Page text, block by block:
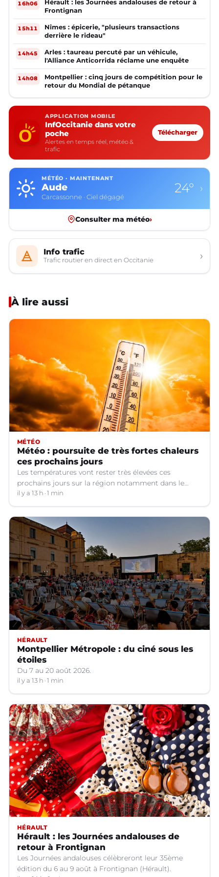
16h06
Hérault : les Journées andalouses de retour à
Frontignan
15h11
Nîmes : épicerie, "plusieurs transactions
derrière le rideau"
14h45
Arles : taureau percuté par un véhicule,
l'Alliance Anticorrida réclame une enquête
14h08
Montpellier : cinq jours de compétition pour le
retour du Mondial de pétanque
APPLICATION MOBILE
InfOccitanie dans votre
poche
Alertes en temps réel, météo &
trafic
Télécharger
MÉTÉO · MAINTENANT
Aude
Carcassonne · Ciel dégagé
24° ›
Consulter ma météo›
Info trafic
Trafic routier en direct en Occitanie ›
À lire aussi
MÉTÉO
Météo : poursuite de très fortes chaleurs
ces prochains jours
Les températures vont rester très élevées ces
prochains jours sur la région notamment dans le
Languedoc.
il y a 13 h 1 min
HÉRAULT
Montpellier Métropole : du ciné sous les
étoiles
Du 7 au 20 août 2026.
il y a 13 h 1 min
HÉRAULT
Hérault : les Journées andalouses de
retour à Frontignan
Les Journées andalouses célèbreront leur 35ème
édition du 6 au 9 août à Frontignan (Hérault).